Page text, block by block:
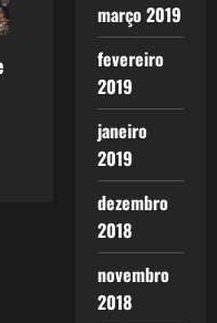
março 2019
fevereiro
2019
janeiro
2019
dezembro
2018
novembro
2018